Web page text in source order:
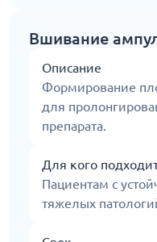
Вшивание
Описание
Формирование
для
препарата.
Для кого
Пациентам с
тяжелых